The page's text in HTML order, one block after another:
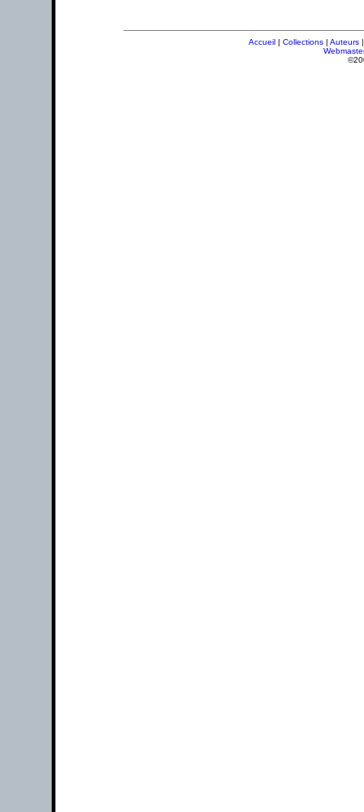
Accueil | Collections | Auteurs